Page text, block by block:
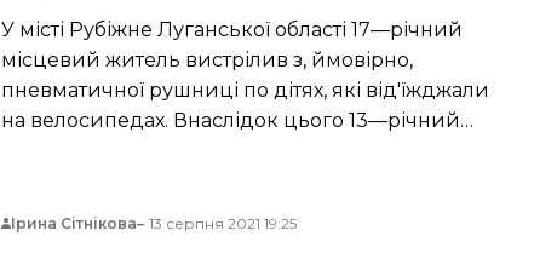
У місті Рубіжне Луганської області 17—річний
місцевий житель вистрілив з, ймовірно,
пневматичної рушниці по дітях, які від'їжджали
на велосипедах. Внаслідок цього 13—річний
Ірина Сітнікова 13 серпня 2021 19:25